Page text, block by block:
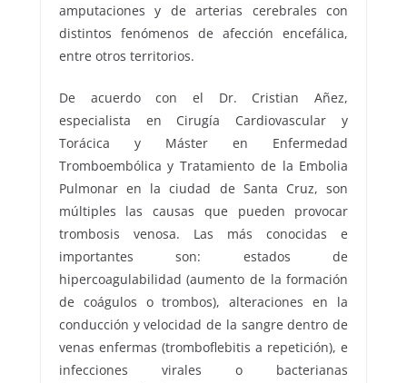
amputaciones y de arterias cerebrales con
distintos fenómenos de afección encefálica,
entre otros territorios.
De acuerdo con el Dr. Cristian Añez,
especialista en Cirugía Cardiovascular y
Torácica y Máster en Enfermedad
Tromboembólica y Tratamiento de la Embolia
Pulmonar en la ciudad de Santa Cruz, son
múltiples las causas que pueden provocar
trombosis venosa. Las más conocidas e
importantes son: estados de
hipercoagulabilidad (aumento de la formación
de coágulos o trombos), alteraciones en la
conducción y velocidad de la sangre dentro de
venas enfermas (tromboflebitis a repetición), e
infecciones virales o bacterianas